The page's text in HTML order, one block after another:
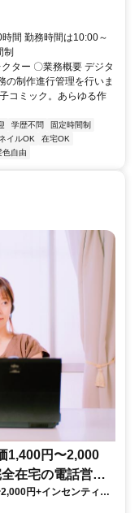
間 勤務時間は10:00～
制
ター 〇業務概要 デジタ
の制作進行管理を行いま
コミック。あらゆる作
学歴不問
固定時間制
イルOK
在宅OK
色自由
1,400円〜2,000
在宅の電話営業
円+インセンティブ
電話営業で家庭と仕事の